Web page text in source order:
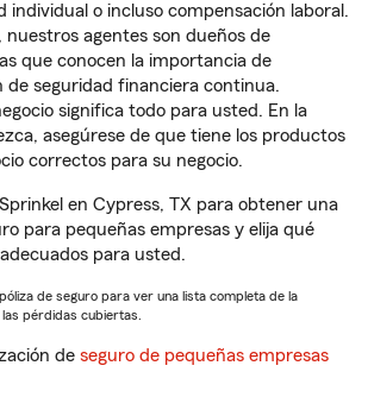
individual o incluso compensación laboral.
nuestros agentes son dueños de
que conocen la importancia de
de seguridad financiera continua.
significa todo para usted. En la
asegúrese de que tiene los productos
correctos para su negocio.
en Cypress, TX para obtener una
para pequeñas empresas y elija qué
para usted.
de seguro para ver una lista completa de la
pérdidas cubiertas.
de seguro de pequeñas empresas